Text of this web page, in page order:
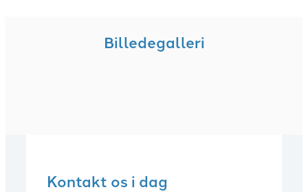
Billedegalleri
Kontakt os i dag